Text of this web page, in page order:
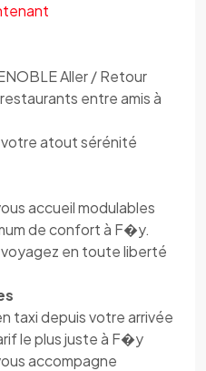
Aller / Retour
entre amis à
votre atout sérénité
accueil modulables
de confort à F�y.
voyagez en toute liberté
taxi depuis votre arrivée
le plus juste à F�y
accompagne